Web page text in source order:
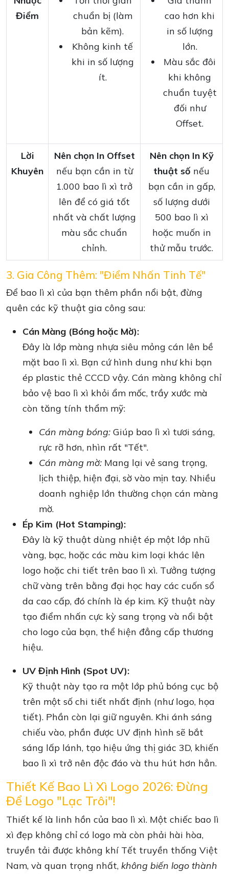
Điểm
chuẩn bị (làm
bản kẽm).
Không kinh tế
khi in số lượng
ít.
cao hơn khi
in số lượng
lớn.
Màu sắc đôi
khi không
chuẩn tuyệt
đối như
Offset.
Lời
Khuyên
Nên chọn In Offset
nếu bạn cần in từ
1.000 bao lì xì trở
lên để có giá tốt
nhất và chất lượng
màu sắc chuẩn
chỉnh.
Nên chọn In Kỹ
thuật số nếu
bạn cần in gấp,
số lượng dưới
500 bao lì xì
hoặc muốn in
thử mẫu trước.
3. Gia Công Thêm: "Điểm Nhấn Tinh Tế"
Để bao lì xì của bạn thêm phần nổi bật, đừng
quên các kỹ thuật gia công sau:
Cán Màng (Bóng hoặc Mờ):
Đây là lớp màng nhựa siêu mỏng cán lên bề
mặt bao lì xì. Bạn cứ hình dung như khi bạn
ép plastic thẻ CCCD vậy. Cán màng không chỉ
bảo vệ bao lì xì khỏi ẩm mốc, trầy xước mà
còn tăng tính thẩm mỹ:
Cán màng bóng: Giúp bao lì xì tươi sáng,
rực rỡ hơn, nhìn rất "Tết".
Cán màng mờ: Mang lại vẻ sang trọng,
lịch thiệp, hiện đại, sờ vào mịn tay. Nhiều
doanh nghiệp lớn thường chọn cán màng
mờ.
Ép Kim (Hot Stamping):
Đây là kỹ thuật dùng nhiệt ép một lớp nhũ
vàng, bạc, hoặc các màu kim loại khác lên
logo hoặc chi tiết trên bao lì xì. Tưởng tượng
chữ vàng trên bằng đại học hay các cuốn sổ
da cao cấp, đó chính là ép kim. Kỹ thuật này
tạo điểm nhấn cực kỳ sang trọng và nổi bật
cho logo của bạn, thể hiện đẳng cấp thương
hiệu.
UV Định Hình (Spot UV):
Kỹ thuật này tạo ra một lớp phủ bóng cục bộ
trên một số chi tiết nhất định (như logo, họa
tiết). Phần còn lại giữ nguyên. Khi ánh sáng
chiếu vào, phần được UV định hình sẽ bắt
sáng lấp lánh, tạo hiệu ứng thị giác 3D, khiến
bao lì xì trở nên độc đáo và thu hút hơn hẳn.
Thiết Kế Bao Lì Xì Logo 2026: Đừng
Để Logo "Lạc Trôi"!
Thiết kế là linh hồn của bao lì xì. Một chiếc bao lì
xì đẹp không chỉ có logo mà còn phải hài hòa,
truyền tải được không khí Tết truyền thống Việt
Nam, và quan trọng nhất, không biến logo thành